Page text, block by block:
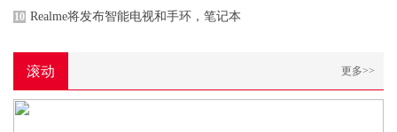
10 Realme将发布智能电视和手环，笔记本
滚动 更多>>